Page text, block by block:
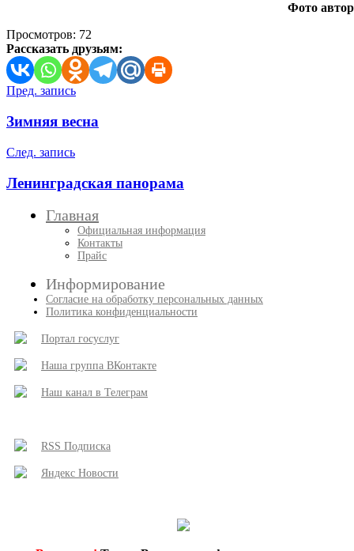
Фото
Просмотров: 72
Рассказать друзьям:
Навигация
по
Пред. запись
Зимняя весна
След. запись
Ленинградская панорама
Главная
Официальная информация
Контакты
Прайс
Информирование
Согласие на обработку персональных данных
Политика конфиденциальности
Портал госуслуг
Наша группа ВКонтакте
Наш канал в Телеграм
RSS Подписка
Яндекс Новости